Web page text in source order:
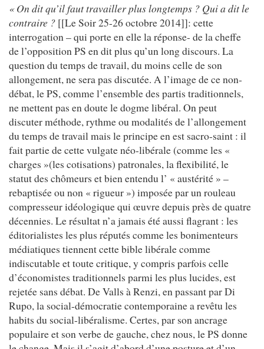
« On dit qu’il faut travailler plus longtemps ? Qui a dit le
contraire ? [[Le Soir 25-26 octobre 2014]]: cette
interrogation – qui porte en elle la réponse- de la cheffe
de l’opposition PS en dit plus qu’un long discours. La
question du temps de travail, du moins celle de son
allongement, ne sera pas discutée. A l’image de ce non-
débat, le PS, comme l’ensemble des partis traditionnels,
ne mettent pas en doute le dogme libéral. On peut
discuter méthode, rythme ou modalités de l’allongement
du temps de travail mais le principe en est sacro-saint : il
fait partie de cette vulgate néo-libérale (comme les «
charges »(les cotisations) patronales, la flexibilité, le
statut des chômeurs et bien entendu l’ « austérité » –
rebaptisée ou non « rigueur ») imposée par un rouleau
compresseur idéologique qui œuvre depuis près de quatre
décennies. Le résultat n’a jamais été aussi flagrant : les
éditorialistes les plus réputés comme les bonimenteurs
médiatiques tiennent cette bible libérale comme
indiscutable et toute critique, y compris parfois celle
d’économistes traditionnels parmi les plus lucides, est
rejetée sans débat. De Valls à Renzi, en passant par Di
Rupo, la social-démocratie contemporaine a revêtu les
habits du social-libéralisme. Certes, par son ancrage
populaire et son verbe de gauche, chez nous, le PS donne